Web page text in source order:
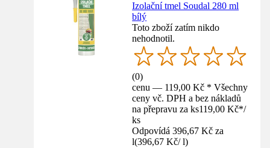
Izolační tmel Soudal 280 ml
bílý
Toto zboží zatím nikdo
nehodnotil.
(0)
cenu — 119,00 Kč * Všechny
ceny vč. DPH a bez nákladů
na přepravu za ks119,00 Kč*/
ks
Odpovídá 396,67 Kč za
l(396,67 Kč/ l)